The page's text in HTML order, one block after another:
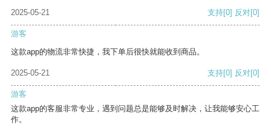
2025-05-21 支持[0] 反对[0]
游客
这款app的物流非常快捷，我下单后很快就能收到商品。
2025-05-21 支持[0] 反对[0]
游客
这款app的客服非常专业，遇到问题总是能够及时解决，让我能够安心工
作。